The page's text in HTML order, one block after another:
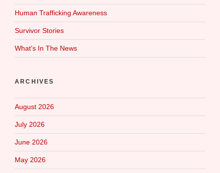
Human Trafficking Awareness
Survivor Stories
What‘s In The News
ARCHIVES
August 2026
July 2026
June 2026
May 2026